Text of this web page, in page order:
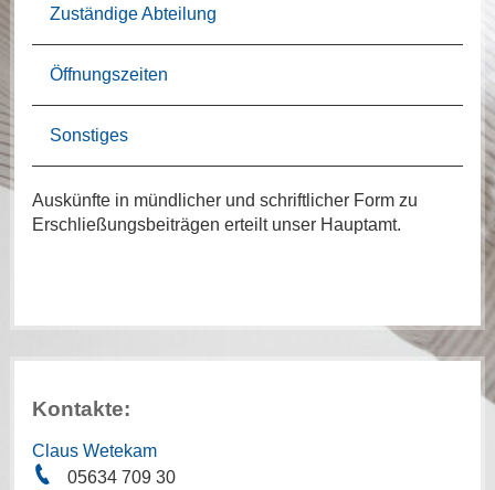
Zuständige Abteilung
Öffnungszeiten
Sonstiges
Auskünfte in mündlicher und schriftlicher Form zu
Erschließungsbeiträgen erteilt unser Hauptamt.
Kontakte:
Claus Wetekam
05634 709 30